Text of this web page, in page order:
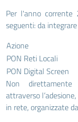
Per l'anno corrente
seguenti: da integrare
Azione
PON Reti Locali
PON Digital Screen
Non direttamente
attraverso
in rete, organizzate